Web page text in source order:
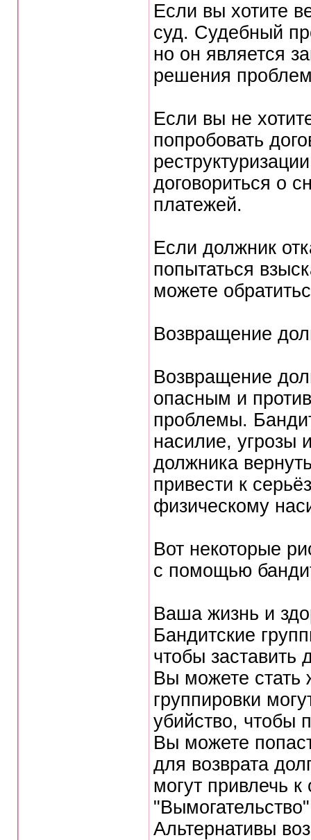
Если вы хотите
суд. Судебный
но он является
решения
Если вы не
попробовать
договориться о
платежей.
Если должник
попытаться
можете
Возвращение
Возвращение
опасным и
проблемы.
насилие, угрозы
должника
привести к
физическому
Вот некоторые
с помощью
Ваша жизнь и
Бандитские
чтобы заставить
Вы можете стать
группировки
убийство, чтобы
Вы можете
для возврата
могут привлечь
Альтернативы